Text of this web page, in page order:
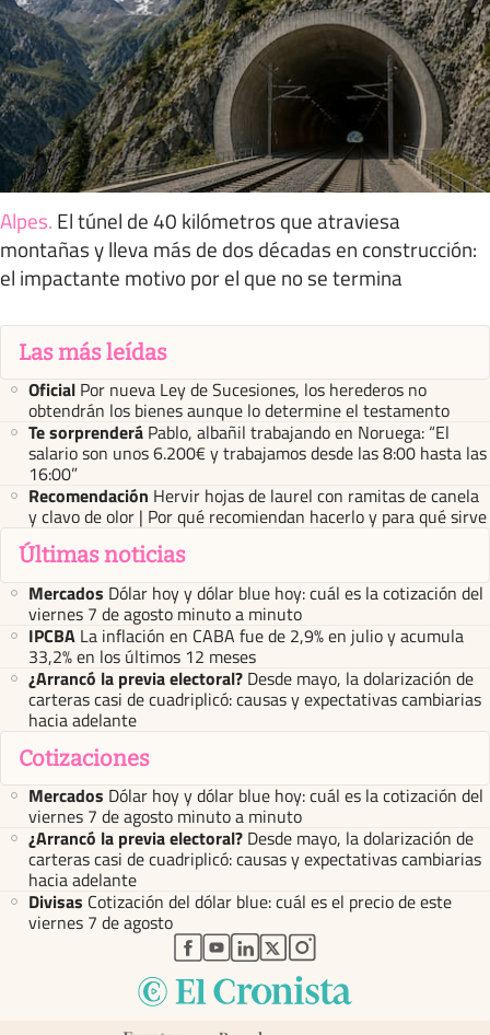
Alpes. El túnel de 40 kilómetros que atraviesa
montañas y lleva más de dos décadas en construcción:
el impactante motivo por el que no se termina
Las más leídas
Oficial Por nueva Ley de Sucesiones, los herederos no
obtendrán los bienes aunque lo determine el testamento
Te sorprenderá Pablo, albañil trabajando en Noruega: “El
salario son unos 6.200€ y trabajamos desde las 8:00 hasta las
16:00”
Recomendación Hervir hojas de laurel con ramitas de canela
y clavo de olor | Por qué recomiendan hacerlo y para qué sirve
Últimas noticias
Mercados Dólar hoy y dólar blue hoy: cuál es la cotización del
viernes 7 de agosto minuto a minuto
IPCBA La inflación en CABA fue de 2,9% en julio y acumula
33,2% en los últimos 12 meses
¿Arrancó la previa electoral? Desde mayo, la dolarización de
carteras casi de cuadriplicó: causas y expectativas cambiarias
hacia adelante
Cotizaciones
Mercados Dólar hoy y dólar blue hoy: cuál es la cotización del
viernes 7 de agosto minuto a minuto
¿Arrancó la previa electoral? Desde mayo, la dolarización de
carteras casi de cuadriplicó: causas y expectativas cambiarias
hacia adelante
Divisas Cotización del dólar blue: cuál es el precio de este
viernes 7 de agosto
abre en nueva pestaña
abre en nueva pestaña
abre en nueva pestaña
abre en nueva pestaña
abre en nueva pestaña